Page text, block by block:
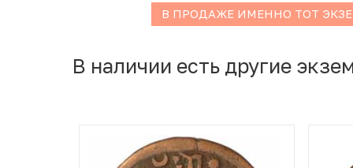
В ПРОДАЖЕ ИМЕННО ТОТ
В наличии есть другие